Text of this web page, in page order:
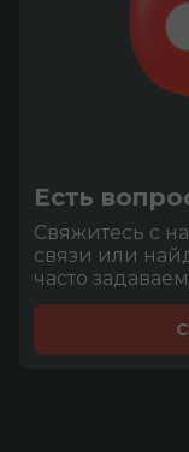
Есть
Cвяжитесь с
связи или
часто